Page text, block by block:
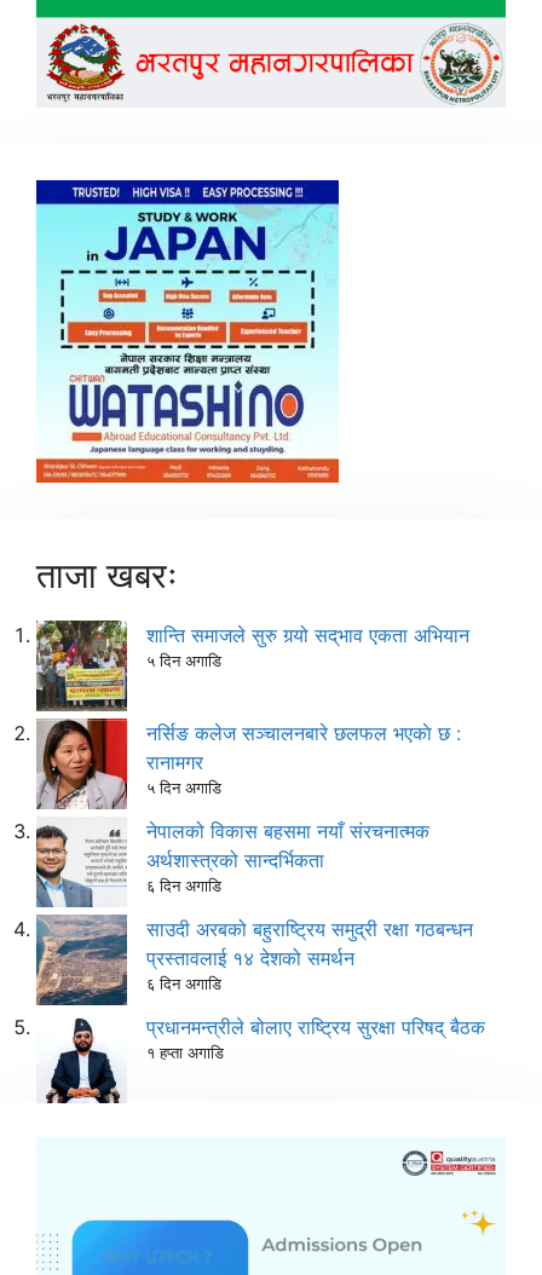
ताजा खबरः
शान्ति समाजले सुरु गर्‍यो सद्‌भाव एकता अभियान
५ दिन अगाडि
नर्सिङ कलेज सञ्चालनबारे छलफल भएकाे छ :
रानामगर
५ दिन अगाडि
नेपालको विकास बहसमा नयाँ संरचनात्मक
अर्थशास्त्रको सान्दर्भिकता
६ दिन अगाडि
साउदी अरबको बहुराष्ट्रिय समुद्री रक्षा गठबन्धन
प्रस्तावलाई १४ देशको समर्थन
६ दिन अगाडि
प्रधानमन्त्रीले बोलाए राष्ट्रिय सुरक्षा परिषद् बैठक
१ हप्ता अगाडि